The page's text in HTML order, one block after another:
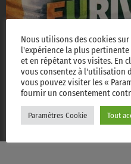
Festival Eur’ivoire de
Nous utilisons des cookies
l'expérience la plus
et en répétant vos visites. En
vous consentez à l'utilisation
vous pouvez visiter les «
fournir un consentement
Paramètres Cookie Tout